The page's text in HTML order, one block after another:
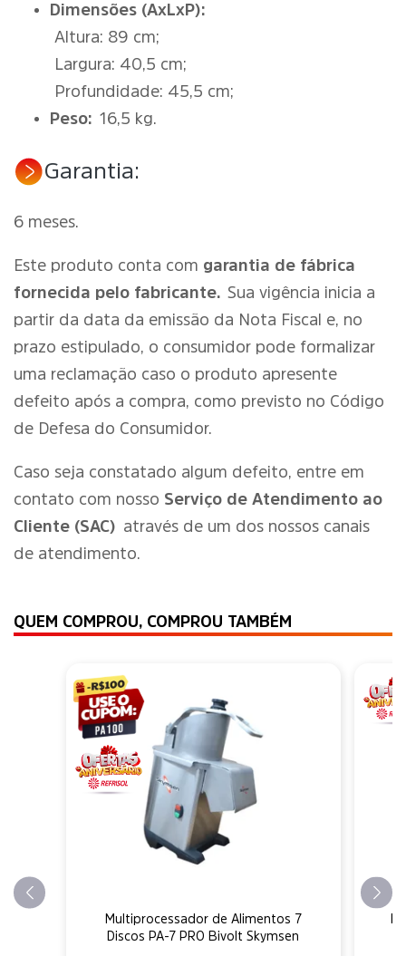
Dimensões (AxLxP):
Altura: 89 cm;
Largura: 40,5 cm;
Profundidade: 45,5 cm;
Peso: 16,5 kg.
Garantia:
6 meses.
Este produto conta com garantia de fábrica
fornecida pelo fabricante. Sua vigência inicia a
partir da data da emissão da Nota Fiscal e, no
prazo estipulado, o consumidor pode formalizar
uma reclamação caso o produto apresente
defeito após a compra, como previsto no Código
de Defesa do Consumidor.
Caso seja constatado algum defeito, entre em
contato com nosso Serviço de Atendimento ao
Cliente (SAC) através de um dos nossos canais
de atendimento.
QUEM COMPROU, COMPROU TAMBÉM
Multiprocessador de Alimentos 7
Discos PA-7 PRO Bivolt Skymsen